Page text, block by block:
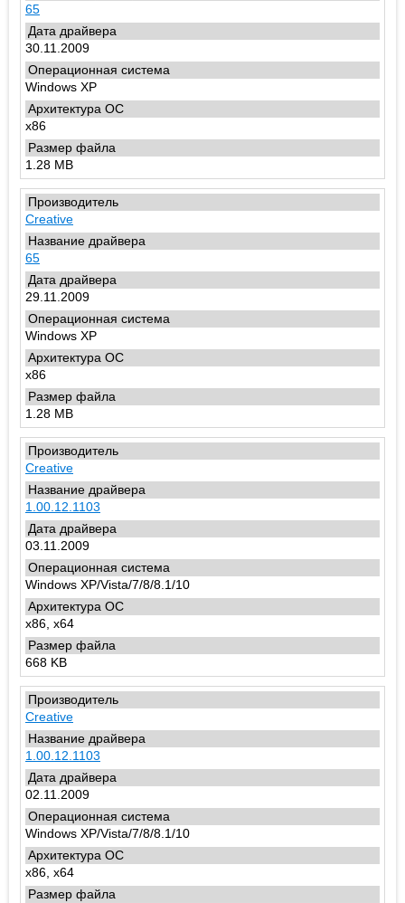
65
30.11.2009
Windows XP
x86
1.28 MB
Creative
65
29.11.2009
Windows XP
x86
1.28 MB
Creative
1.00.12.1103
03.11.2009
Windows XP/Vista/7/8/8.1/10
x86, x64
668 KB
Creative
1.00.12.1103
02.11.2009
Windows XP/Vista/7/8/8.1/10
x86, x64